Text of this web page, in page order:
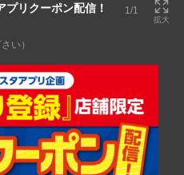
プリクーポン配信！ 1/1
拡大
い）